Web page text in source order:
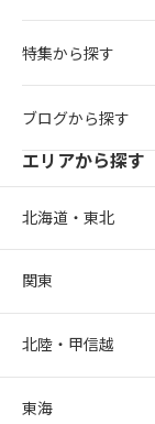
特集から探す
ブログから探す
エリアから探す
北海道・東北
関東
北陸・甲信越
東海